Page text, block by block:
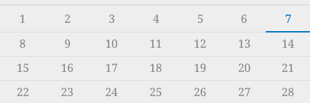
1
2 3 4 5 6
7
8
9 10 11 12 13
14
15
16 17 18 19 20
21
22
23 24 25 26 27
28